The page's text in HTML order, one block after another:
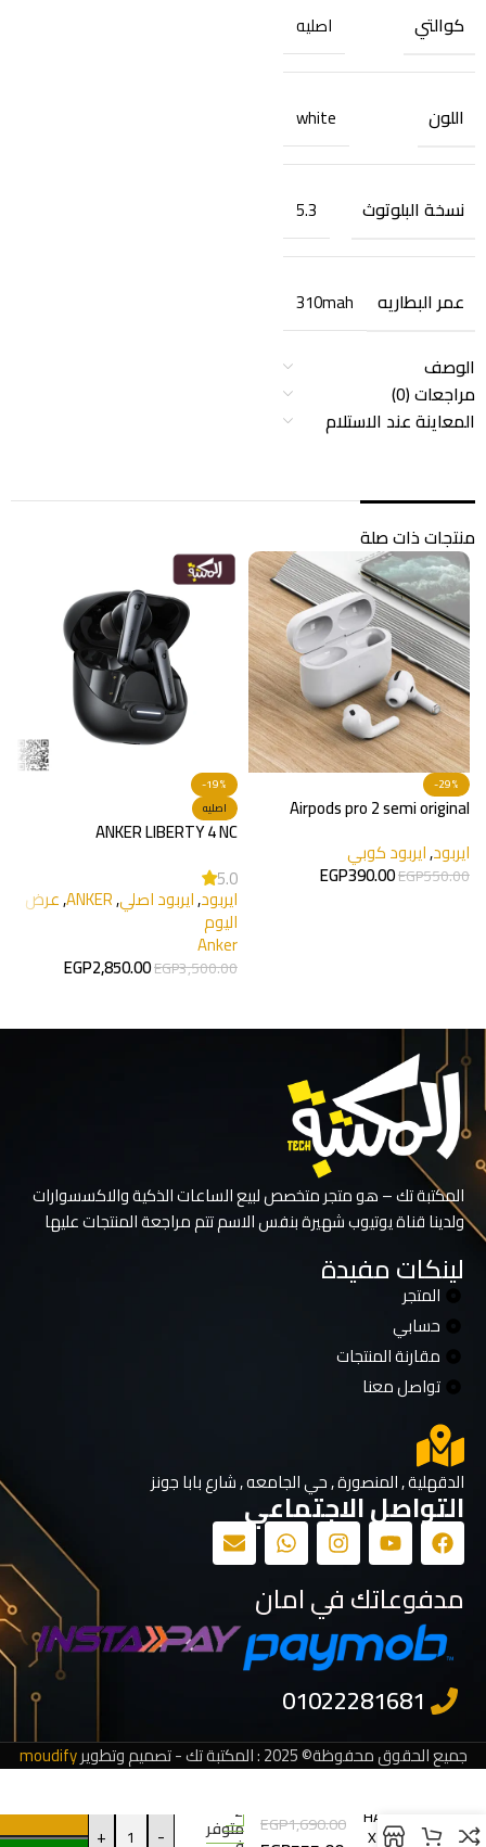
كوالتي اصليه
اللون white
نسخة البلوتوث 5.3
عمر البطاريه 310mah
الوصف
مراجعات (0)
المعاينة عند الاستلام
منتجات ذات صلة
-29%
Airpods pro 2 semi original
ايربود,ايربود كوبي
EGP550.00
EGP390.00
-19%
اصليه
ANKER LIBERTY 4 NC
5.0
ايربود,ايربود اصلي,
ANKER
,عرض
اليوم
Anker
EGP3,500.00
EGP2,850.00
المكتبة تك – هو متجر متخصص لبيع الساعات الذكية والاكسسوارات
ولدينا قناة يوتيوب شهيرة بنفس الاسم تتم مراجعة المنتجات عليها
لينكات مفيدة
المتجر
حسابي
مقارنة المنتجات
تواصل معنا
الدقهلية , المنصورة , حي الجامعه , شارع بابا جونز
التواصل الاجتماعي
مدفوعاتك في امان
جميع الحقوق محفوظة© 2025 : المكتبة تك - تصميم وتطوير moudify
HAYLOU
X1 Neo
EGP1,690.00
2
متوفر -
+